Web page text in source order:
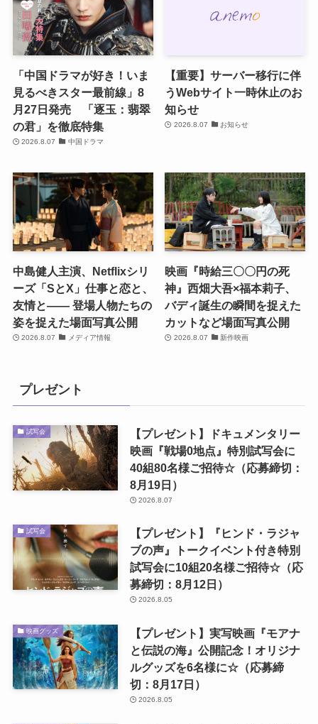
「中国ドラマが好き！いま
見るべきスター最前線」8
月27日発売 「逐玉：翡翠
の君」を徹底特集
2026.8.07 中国ドラマ
【重要】サーバー移行に伴
うWebサイト一時休止のお
知らせ
2026.8.07 お知らせ
中島健人主演、Netflixシリ
ーズ「SとX」仕事と恋と、
友情と―― 登場人物たちの
姿を捉えた場面写真公開
2026.8.07 メディア情報
映画『時給三〇〇円の死
神』西畑大吾×福本莉子、
バディ誕生の瞬間を捉えた
カットなど場面写真公開
2026.8.07 新作映画
プレゼント
試写会
【プレゼント】ドキュメンタリー
映画『戦場0地点』特別試写会に
40組80名様ご招待☆（応募締切：
8月19日）
2026.8.07
試写会
【プレゼント】『ヒンド・ラジャ
ブの声』トークイベント付き特別
試写会に10組20名様ご招待☆（応
募締切：8月12日）
2026.8.05
映画グッズ
【プレゼント】実写映画『モアナ
と伝説の海』公開記念！オリジナ
ルグッズを6名様に☆（応募締
切：8月17日）
2026.8.05